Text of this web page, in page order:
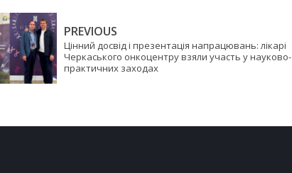
PREVIOUS
Цінний досвід і презентація напрацювань: лікарі
Черкаського онкоцентру взяли участь у науково-
практичних заходах